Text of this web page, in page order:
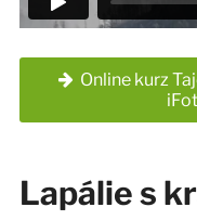
Online kurz
Lapálie s